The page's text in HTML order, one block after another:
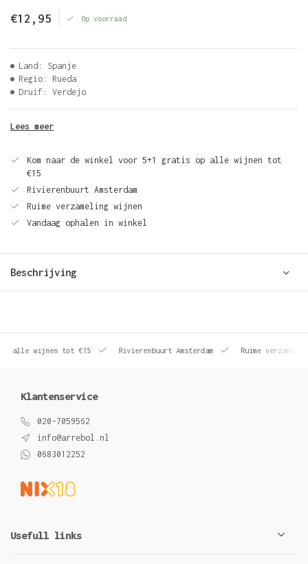
€12,95 Op voorraad
Land: Spanje
Regio: Rueda
Druif: Verdejo
Lees meer
Kom naar de winkel voor 5+1 gratis op alle wijnen tot
€15
Rivierenbuurt Amsterdam
Ruime verzameling wijnen
Vandaag ophalen in winkel
Beschrijving
wijnen tot €15 Rivierenbuurt Amsterdam Ruime verzameling
Klantenservice
020-7059562
info@arrebol.nl
0683012252
Usefull links